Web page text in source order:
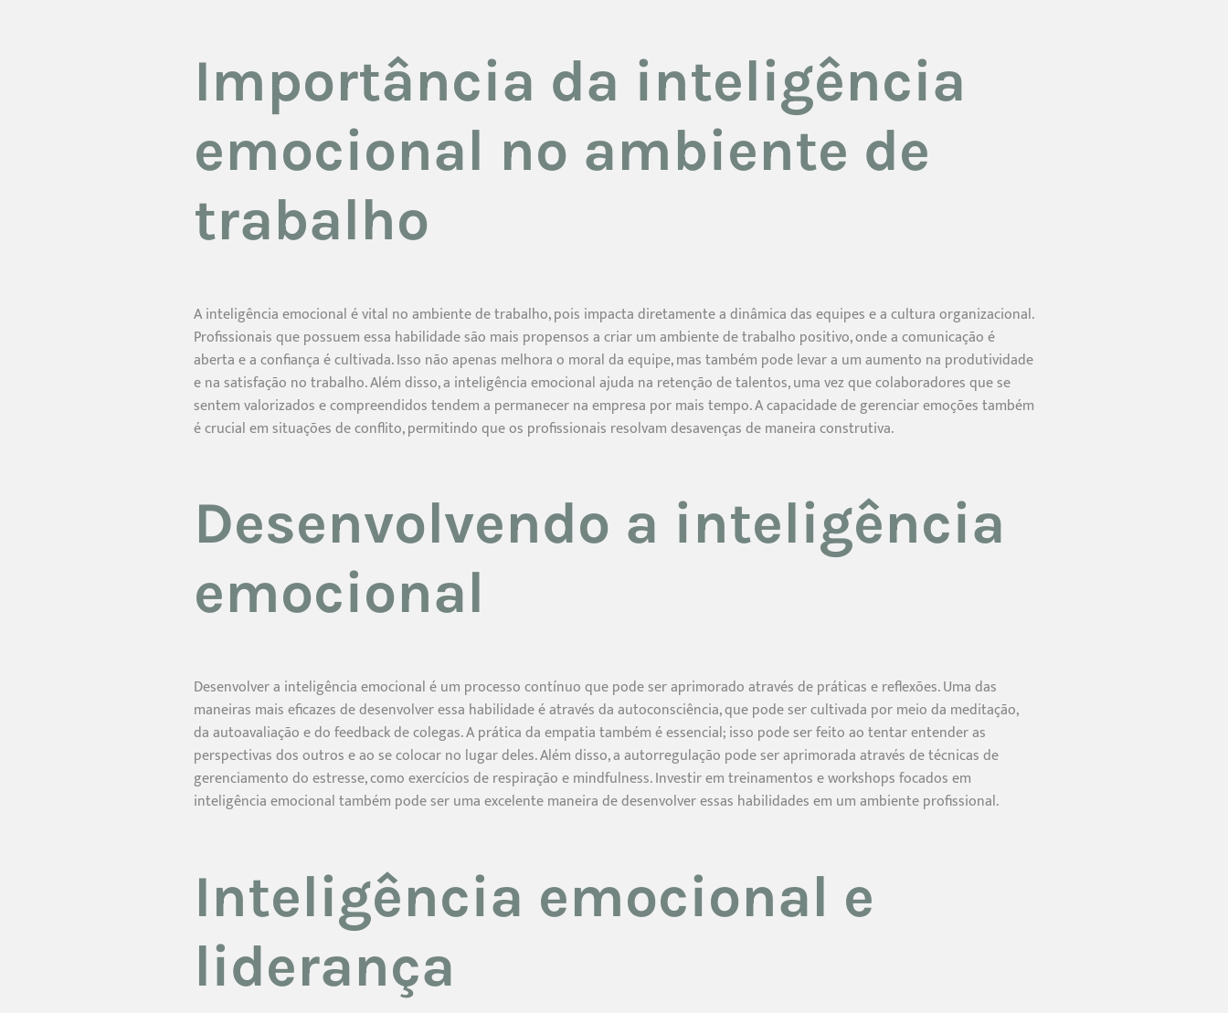
Importância da inteligência
emocional no ambiente de
trabalho
A inteligência emocional é vital no ambiente de trabalho, pois impacta diretamente a dinâmica das equipes e a cultura organizacional.
Profissionais que possuem essa habilidade são mais propensos a criar um ambiente de trabalho positivo, onde a comunicação é
aberta e a confiança é cultivada. Isso não apenas melhora o moral da equipe, mas também pode levar a um aumento na produtividade
e na satisfação no trabalho. Além disso, a inteligência emocional ajuda na retenção de talentos, uma vez que colaboradores que se
sentem valorizados e compreendidos tendem a permanecer na empresa por mais tempo. A capacidade de gerenciar emoções também
é crucial em situações de conflito, permitindo que os profissionais resolvam desavenças de maneira construtiva.
Desenvolvendo a inteligência
emocional
Desenvolver a inteligência emocional é um processo contínuo que pode ser aprimorado através de práticas e reflexões. Uma das
maneiras mais eficazes de desenvolver essa habilidade é através da autoconsciência, que pode ser cultivada por meio da meditação,
da autoavaliação e do feedback de colegas. A prática da empatia também é essencial; isso pode ser feito ao tentar entender as
perspectivas dos outros e ao se colocar no lugar deles. Além disso, a autorregulação pode ser aprimorada através de técnicas de
gerenciamento do estresse, como exercícios de respiração e mindfulness. Investir em treinamentos e workshops focados em
inteligência emocional também pode ser uma excelente maneira de desenvolver essas habilidades em um ambiente profissional.
Inteligência emocional e
liderança